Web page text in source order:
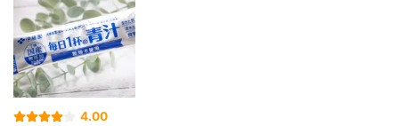
4.00